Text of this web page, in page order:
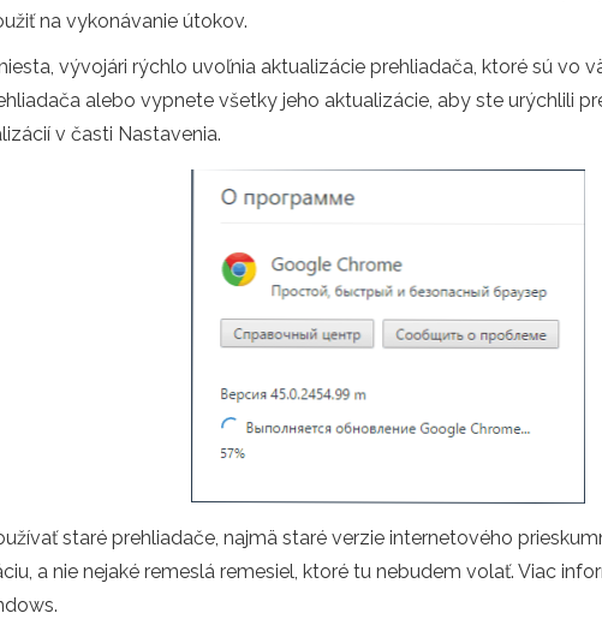
na vykonávanie útokov.
vývojári rýchlo uvoľnia aktualizácie prehliadača, ktoré sú vo
alebo vypnete všetky jeho aktualizácie, aby ste urýchlili
v časti Nastavenia.
staré prehliadače, najmä staré verzie internetového
a nie nejaké remeslá remesiel, ktoré tu nebudem volať. Viac